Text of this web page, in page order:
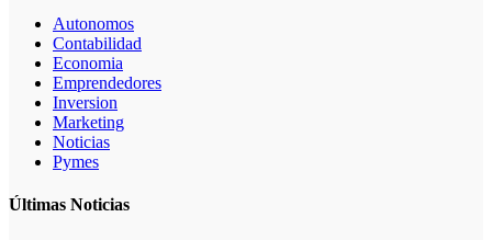
Autonomos
Contabilidad
Economia
Emprendedores
Inversion
Marketing
Noticias
Pymes
Últimas Noticias